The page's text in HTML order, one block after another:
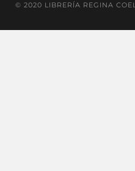
© 2020 LIBRERÍA REGINA